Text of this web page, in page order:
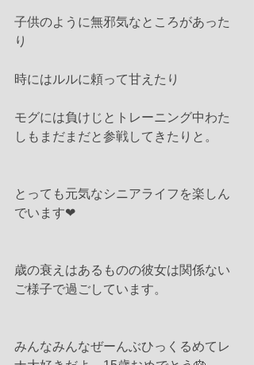
子供のように無邪気なところがあった
り
時にはルルに頼って甘えたり
モグには負けじとトレーニング中わた
しもまだまだと参戦してきたりと。
とっても元気なシニアライフを楽しん
でいます❤︎
歳の衰えはあるものの彼女は関係ない
ご様子で過ごしています。
みんなみんなぜーんぶひっくるめてレ